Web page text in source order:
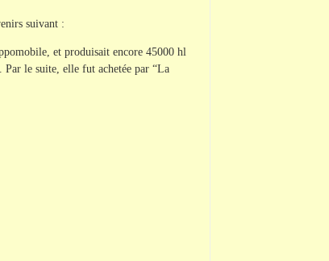
suivant :
et produisait encore 45000 hl
le suite, elle fut achetée par “La